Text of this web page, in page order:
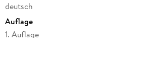
deutsch
Auflage
1. Auflage